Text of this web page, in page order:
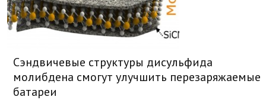
Сэндвичевые структуры дисульфида
молибдена смогут улучшить перезаряжаемые
батареи